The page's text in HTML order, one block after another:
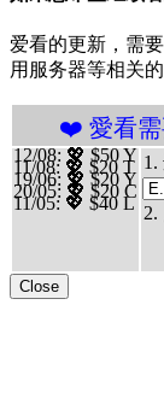
爱看的更新，需
用服务器等相关的
需要您的支
12/08: 💖 $50 Y
11/08: 💖 $20 T
19/06: 💖 $20 Y
20/05: 💖 $20 C
11/05: 💖 $40 L
1.
2.
Close